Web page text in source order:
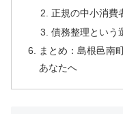
正規の中小消費
債務整理という
まとめ：島根邑南
あなたへ